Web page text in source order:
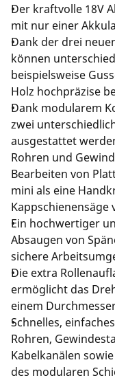
Der kraftvolle 18V
mit nur einer
Dank der drei
können
beispielsweise
Holz hochpräzise
Dank modularem
zwei
ausgestattet
Rohren und
Bearbeiten von
mini als eine
Ein hochwertiger
Absaugen von
sichere
Die extra
ermöglicht das
einem
Schnelles,
Rohren,
Kabelkanälen
des modularen